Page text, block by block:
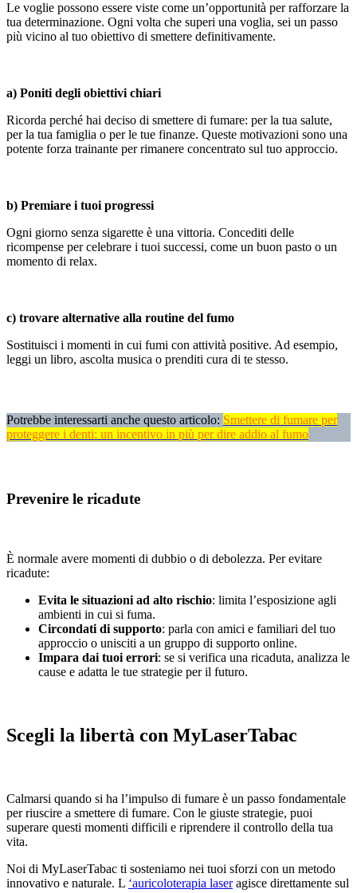
Le voglie possono essere viste come un’opportunità per rafforzare la
tua determinazione. Ogni volta che superi una voglia, sei un passo
più vicino al tuo obiettivo di smettere definitivamente.
a) Poniti degli obiettivi chiari
Ricorda perché hai deciso di smettere di fumare: per la tua salute,
per la tua famiglia o per le tue finanze. Queste motivazioni sono una
potente forza trainante per rimanere concentrato sul tuo approccio.
b) Premiare i tuoi progressi
Ogni giorno senza sigarette è una vittoria. Concediti delle
ricompense per celebrare i tuoi successi, come un buon pasto o un
momento di relax.
c) trovare alternative alla routine del fumo
Sostituisci i momenti in cui fumi con attività positive. Ad esempio,
leggi un libro, ascolta musica o prenditi cura di te stesso.
Potrebbe interessarti anche questo articolo: Smettere di fumare per
proteggere i denti: un incentivo in più per dire addio al fumo
Prevenire le ricadute
È normale avere momenti di dubbio o di debolezza. Per evitare
ricadute:
Evita le situazioni ad alto rischio: limita l’esposizione agli
ambienti in cui si fuma.
Circondati di supporto: parla con amici e familiari del tuo
approccio o unisciti a un gruppo di supporto online.
Impara dai tuoi errori: se si verifica una ricaduta, analizza le
cause e adatta le tue strategie per il futuro.
Scegli la libertà con MyLaserTabac
Calmarsi quando si ha l’impulso di fumare è un passo fondamentale
per riuscire a smettere di fumare. Con le giuste strategie, puoi
superare questi momenti difficili e riprendere il controllo della tua
vita.
Noi di MyLaserTabac ti sosteniamo nei tuoi sforzi con un metodo
innovativo e naturale. L ‘auricoloterapia laseragisce direttamente sul